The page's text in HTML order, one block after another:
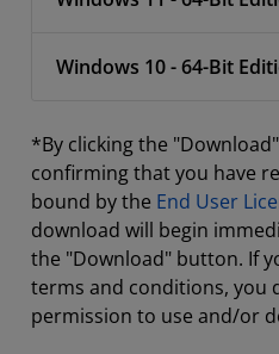
Windows 10 - 64-Bit
*By clicking the
confirming that you have
bound by the End User
download will begin
the "Download" button. If
terms and conditions, you
permission to use and/or